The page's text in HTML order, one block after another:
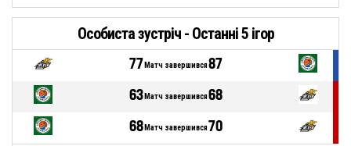
Особиста зустріч - Останні 5 ігор
77 Матч завершився87
63 Матч завершився68
68 Матч завершився70